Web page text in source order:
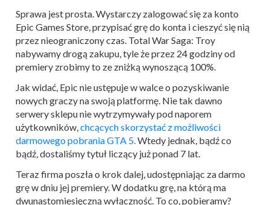
Sprawa jest prosta. Wystarczy zalogować się za konto
Epic Games Store, przypisać grę do konta i cieszyć się nią
przez nieograniczony czas. Total War Saga: Troy
nabywamy drogą zakupu, tyle że przez 24 godziny od
premiery zrobimy to ze zniżką wynoszącą 100%.
Jak widać, Epic nie ustępuje w walce o pozyskiwanie
nowych graczy na swoją platformę. Nie tak dawno
serwery sklepu nie wytrzymywały pod naporem
użytkowników, chcących skorzystać z możliwości
darmowego pobrania GTA 5. Wtedy jednak, bądź co
bądź, dostaliśmy tytuł liczący już ponad 7 lat.
Teraz firma poszła o krok dalej, udostępniając za darmo
grę w dniu jej premiery. W dodatku grę, na którą ma
dwunastomiesięczną wyłączność. To co, pobieramy?